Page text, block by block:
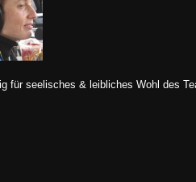
für seelisches & leibliches Wohl des